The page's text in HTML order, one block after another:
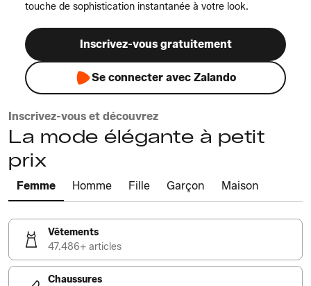
touche de sophistication instantanée à votre look.
Inscrivez-vous gratuitement
Se connecter avec Zalando
Inscrivez-vous et découvrez
La mode élégante à petit
prix
Femme Homme Fille Garçon Maison
Vêtements
47.486+ articles
Chaussures